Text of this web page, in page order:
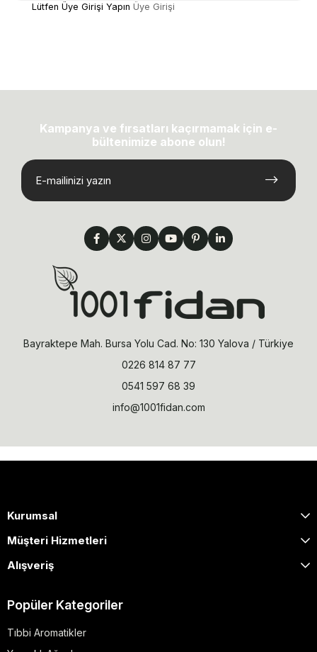
Lütfen Üye Girişi Yapın Üye Girişi
Kampanya ve fırsatları kaçırmamak için e-
bültenimize abone olun!
Bayraktepe Mah. Bursa Yolu Cad. No: 130 Yalova / Türkiye
0226 814 87 77
0541 597 68 39
info@1001fidan.com
Kurumsal
Müşteri Hizmetleri
Alışveriş
Popüler Kategoriler
Tıbbi Aromatikler